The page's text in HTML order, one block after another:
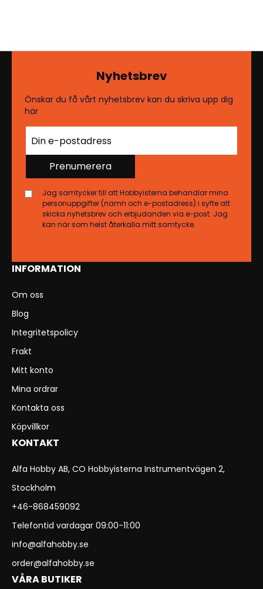
INFORMATION
Om oss
Blog
Integritetspolicy
Frakt
Mitt konto
Mina ordrar
Kontakta oss
Köpvillkor
KONTAKT
Alfa Hobby AB, CO Hobbyisterna Instrumentvägen 2,
Stockholm
+46-868459092
Telefontid vardagar 09:00-11:00
info@alfahobby.se
order@alfahobby.se
VÅRA BUTIKER
Nyhetsbrev
Önskar du få vårt nyhetsbrev kan du skriva upp dig
här
Prenumerera
Jag samtycker till att Hobbyisterna behandlar mina
personuppgifter (namn och e-postadress) i syfte att
skicka nyhetsbrev och erbjudanden via e-post. Jag
kan när som helst återkalla mitt samtycke.